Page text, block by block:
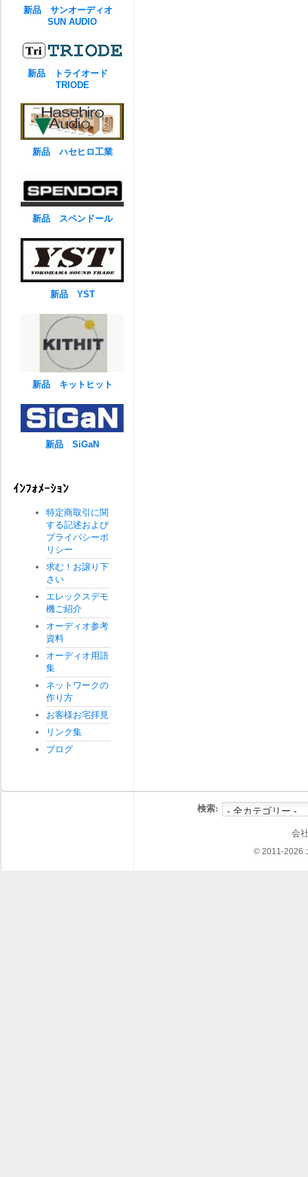
新品 サンオーディオ
SUN AUDIO
新品 トライオード
TRIODE
新品 ハセヒロ工業
新品 スペンドール
新品 YST
新品 キットヒット
新品 SiGaN
ｲﾝﾌｫﾒｰｼｮﾝ
特定商取引に関
する記述および
プライバシーポ
リシー
求む！お譲り下
さい
エレックスデモ
機ご紹介
オーディオ参考
資料
オーディオ用語
集
ネットワークの
作り方
お客様お宅拝見
リンク集
ブログ
検索:
会
© 2011-2026